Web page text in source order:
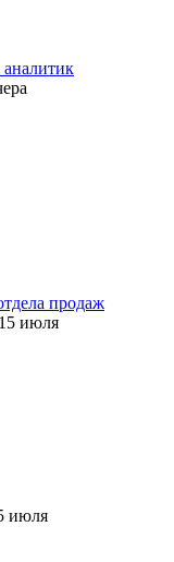
аналитик
продаж
15 июля
июля